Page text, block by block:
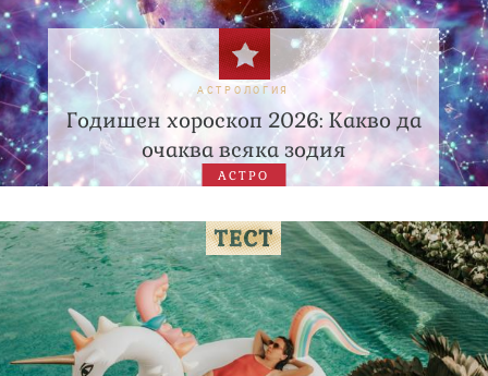
АСТРОЛОГИЯ
Годишен хороскоп 2026: Какво да
очаква всяка зодия
АСТРО